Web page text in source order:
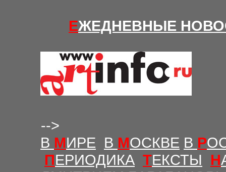
ЕЖЕДНЕВНЫЕ Н
-->
В МИРЕ В МОСКВЕ В Р
ПЕРИОДИКА ТЕКСТЫ Н